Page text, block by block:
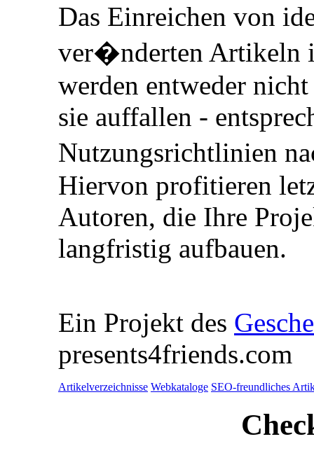
Das Einreichen von
ver�nderten Artikeln
werden entweder
sie auffallen -
Nutzungsrichtlinien
Hiervon profitieren
Autoren, die Ihre
langfristig aufbauen.
Ein Projekt des
presents4friends.com
Artikelverzeichnisse Webkataloge SEO-freundliches